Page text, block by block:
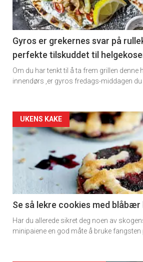
Gyros er grekernes svar på
perfekte tilskuddet til
Om du har tenkt til å ta frem grillen denne
innendørs ,er gyros fredags-middagen du
Forsiden
akkurat
nå
2
UKENS KAKE
Se så lekre cookies med blåbær
Har du allerede sikret deg noen av
minipaiene en god måte å bruke fangsten